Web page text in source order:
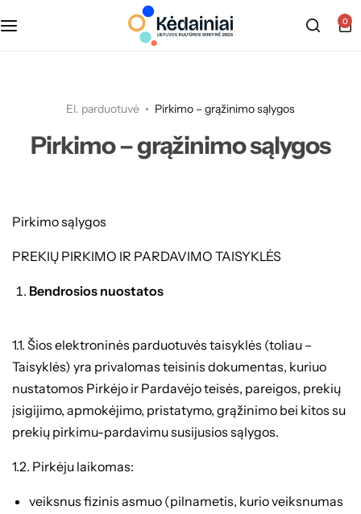
0
El. parduotuvė Pirkimo – grąžinimo sąlygos
Pirkimo – grąžinimo sąlygos
Pirkimo sąlygos
PREKIŲ PIRKIMO IR PARDAVIMO TAISYKLĖS
Bendrosios nuostatos
1.1. Šios elektroninės parduotuvės taisyklės (toliau –
Taisyklės) yra privalomas teisinis dokumentas, kuriuo
nustatomos Pirkėjo ir Pardavėjo teisės, pareigos, prekių
įsigijimo, apmokėjimo, pristatymo, grąžinimo bei kitos su
prekių pirkimu-pardavimu susijusios sąlygos.
1.2. Pirkėju laikomas:
veiksnus fizinis asmuo (pilnametis, kurio veiksnumas